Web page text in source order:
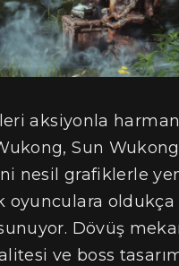
aksiyonla
Sun Wukong
nesil grafiklerle
oyunculara
Dövüş
ve boss